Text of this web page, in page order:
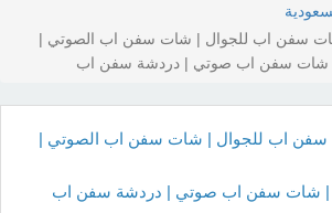
سفن اب للجوال | شات سفن اب الصوتي |
سفن اب صوتي | دردشة سفن اب
اب للجوال | شات سفن اب الصوتي |
شات سفن اب صوتي | دردشة سفن اب